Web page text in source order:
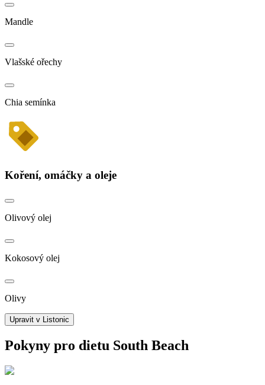
Mandle
Vlašské ořechy
Chia semínka
Koření, omáčky a oleje
Olivový olej
Kokosový olej
Olivy
Upravit v Listonic
Pokyny pro dietu South Beach